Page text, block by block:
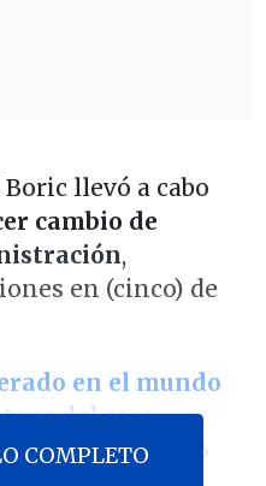
llevó a cabo
cambio de
,
en (cinco) de
en el mundo
del caso
fueconfirmado
COMPLETO